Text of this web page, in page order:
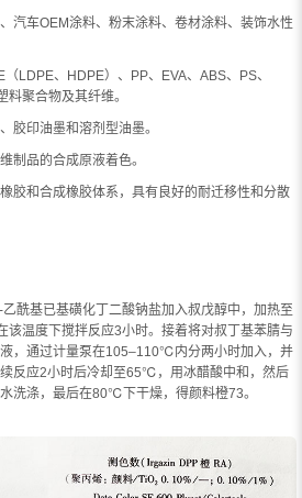
汽车OEM涂料、粉末涂料、卷材涂料、装饰水性
LDPE、HDPE）、PP、EVA、ABS、PS、
料聚合物及其纤维。
胶印油墨和溶剂型油墨。
制品的合成原液着色。
胶和合成橡胶体系，具有良好的耐迁移性和分散
酰基已基磺化丁二酸钠盐加入叔戊醇中，加热至
温度下搅拌反应3小时。接着将对叔丁基苯腈与
液，通过计量泵在105–110℃内分两小时加入，并
反应2小时后冷却至65℃，用冰醋酸中和，然后
洗涤，最后在80℃下干燥，得颜料橙73。